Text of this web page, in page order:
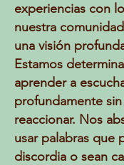
experiencias con
nuestra
una visión
Estamos
aprender a
profundamente
reaccionar. Nos
usar palabras que
discordia o sean